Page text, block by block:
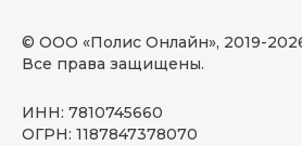
© ООО «Полис Онлайн», 2019-
Все права защищены.
ИНН: 7810745660
ОГРН: 1187847378070